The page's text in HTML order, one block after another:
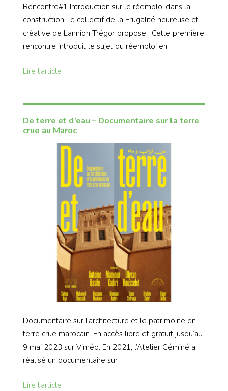
Rencontre#1 Introduction sur le réemploi dans la
construction Le collectif de la Frugalité heureuse et
créative de Lannion Trégor propose : Cette première
rencontre introduit le sujet du réemploi en
Lire l’article
De terre et d’eau – Documentaire sur la terre
crue au Maroc
Documentaire sur l’architecture et le patrimoine en
terre crue marocain. En accès libre et gratuit jusqu’au
9 mai 2023 sur Viméo. En 2021, l’Atelier Géminé a
réalisé un documentaire sur
Lire l’article